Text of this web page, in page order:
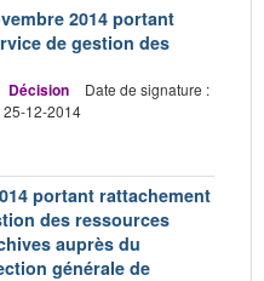
2014 portant
de gestion des
Décision
Date de signature :
25-12-2014
portant rattachement
des ressources
auprès du
générale de